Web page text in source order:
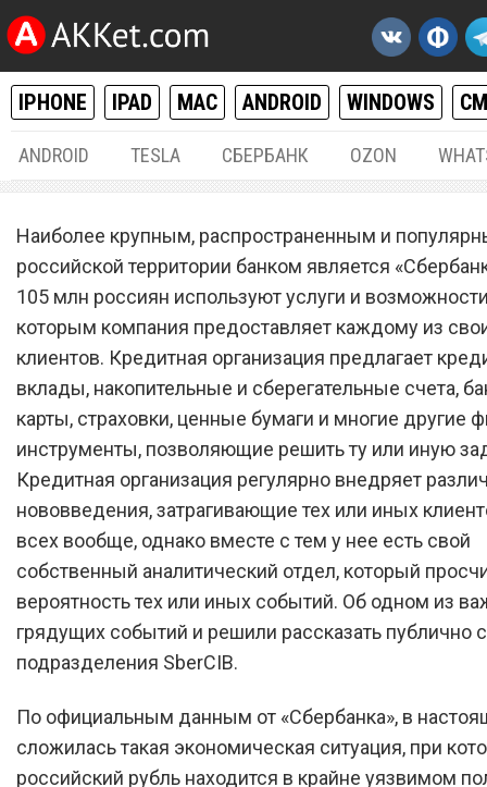
IPHONE IPAD MAC ANDROID WINDOWS
ANDROID TESLA СБЕРБАНК OZON
Уже в ближайшее время.
«Сбербанк» предупредил
кого есть деньги в рублях
Наиболее крупным, распространенным и
российской территории банком является
105 млн россиян используют услуги и
которым компания предоставляет каждому из
клиентов. Кредитная организация предлагает
вклады, накопительные и сберегательные счета,
карты, страховки, ценные бумаги и многие другие
инструменты, позволяющие решить ту или иную
Кредитная организация регулярно внедряет
нововведения, затрагивающие тех или иных
всех вообще, однако вместе с тем у нее есть свой
собственный аналитический отдел, который
вероятность тех или иных событий. Об одном из
грядущих событий и решили рассказать публично
подразделения SberCIB.
По официальным данным от «Сбербанка», в
сложилась такая экономическая ситуация, при
российский рубль находится в крайне уязвимом